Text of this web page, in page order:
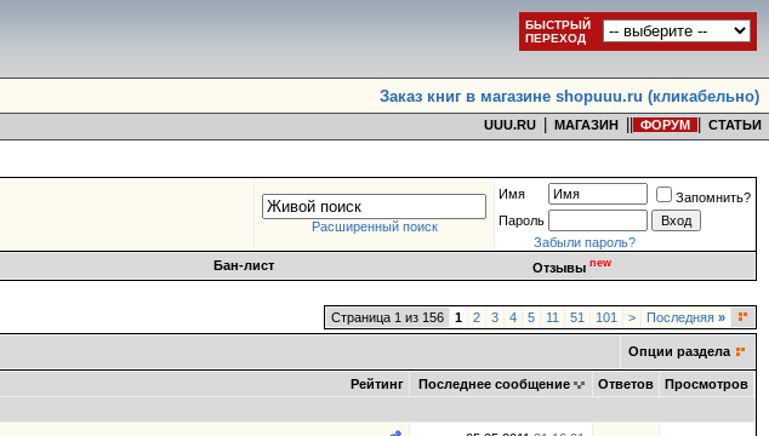
БЫСТРЫЙ
ПЕРЕХОД
Заказ книг в магазине shopuuu.ru (кликабельно)
UUU.RU МАГАЗИН ФОРУМ СТАТЬИ
Расширенный поиск
Имя
Запомнить?
Пароль
Забыли пароль?
Бан-лист Отзывы new
Страница 1 из 156 1 2 3 4 5 11 51 101 > Последняя »
Опции раздела
Рейтинг Последнее сообщение Ответов
Просмотров